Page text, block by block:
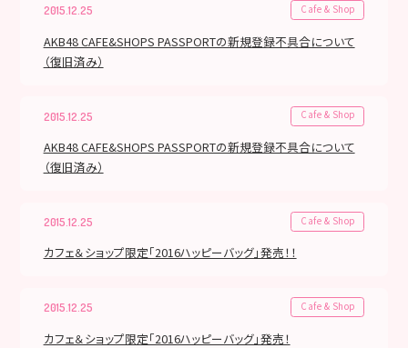
2015.12.25 Cafe & Shop
AKB48 CAFE&SHOPS PASSPORTの新規登録不具合について
（復旧済み）
2015.12.25 Cafe & Shop
AKB48 CAFE&SHOPS PASSPORTの新規登録不具合について
（復旧済み）
2015.12.25 Cafe & Shop
カフェ＆ショップ限定「2016ハッピーバッグ」発売！！
2015.12.25 Cafe & Shop
カフェ＆ショップ限定「2016ハッピーバッグ」発売！